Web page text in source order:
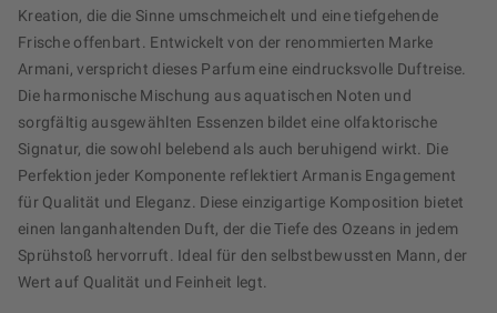
Kreation, die die Sinne umschmeichelt und eine tiefgehende
Frische offenbart. Entwickelt von der renommierten Marke
Armani, verspricht dieses Parfum eine eindrucksvolle Duftreise.
Die harmonische Mischung aus aquatischen Noten und
sorgfältig ausgewählten Essenzen bildet eine olfaktorische
Signatur, die sowohl belebend als auch beruhigend wirkt. Die
Perfektion jeder Komponente reflektiert Armanis Engagement
für Qualität und Eleganz. Diese einzigartige Komposition bietet
einen langanhaltenden Duft, der die Tiefe des Ozeans in jedem
Sprühstoß hervorruft. Ideal für den selbstbewussten Mann, der
Wert auf Qualität und Feinheit legt.